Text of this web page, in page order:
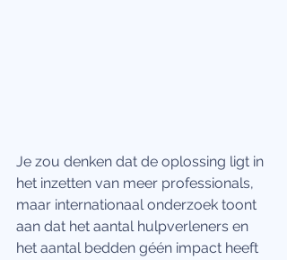
Je zou denken dat de oplossing ligt in
het inzetten van meer professionals,
maar internationaal onderzoek toont
aan dat het aantal hulpverleners en
het aantal bedden géén impact heeft